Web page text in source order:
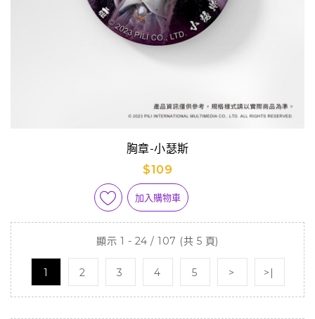
胸章-小瑟斯
$109
加入購物車
顯示 1 - 24 / 107 (共 5 頁)
1 2 3 4 5 > >|